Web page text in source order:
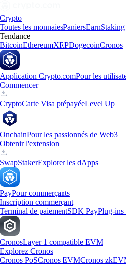
Crypto
Toutes les monnaiesPaniersEarnStaking
Tendance
BitcoinEthereumXRPDogecoinCronos
Application Crypto.comPour les
Commencer
CryptoCarte Visa prépayéeLevel Up
OnchainPour les passionnés de Web3
Obtenir l'extension
SwapStakerExplorer les dApps
PayPour commerçants
Inscription commerçant
Terminal de paiementSDK PayPlug-ins
CronosLayer 1 compatible EVM
Explorez Cronos
Cronos PoSCronos EVMCronos